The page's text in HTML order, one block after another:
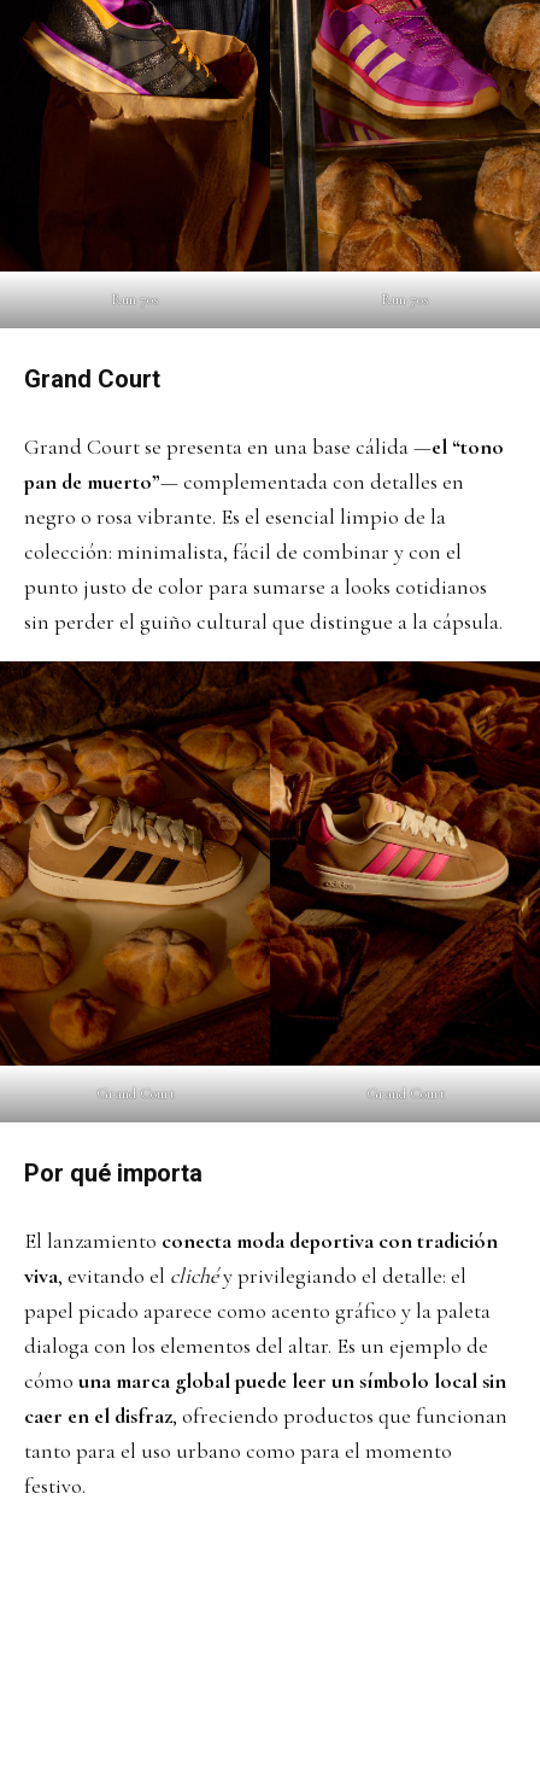
Run 70s Run 70s
Grand Court
Grand Court se presenta en una base cálida —el “tono
pan de muerto”— complementada con detalles en
negro o rosa vibrante. Es el esencial limpio de la
colección: minimalista, fácil de combinar y con el
punto justo de color para sumarse a looks cotidianos
sin perder el guiño cultural que distingue a la cápsula.
Grand Court Grand Court
Por qué importa
El lanzamiento conecta moda deportiva con tradición
viva, evitando el clichéy privilegiando el detalle: el
papel picado aparece como acento gráfico y la paleta
dialoga con los elementos del altar. Es un ejemplo de
cómo una marca global puede leer un símbolo local sin
caer en el disfraz, ofreciendo productos que funcionan
tanto para el uso urbano como para el momento
festivo.